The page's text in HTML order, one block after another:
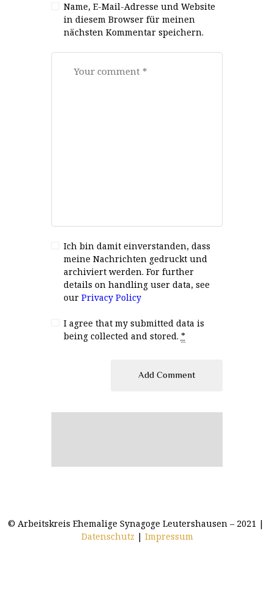
Name, E-Mail-Adresse und Website
in diesem Browser für meinen
nächsten Kommentar speichern.
Ich bin damit einverstanden, dass
meine Nachrichten gedruckt und
archiviert werden. For further
details on handling user data, see
our Privacy Policy
I agree that my submitted data is
being collected and stored. *
© Arbeitskreis Ehemalige Synagoge Leutershausen – 2021 |
Datenschutz | Impressum